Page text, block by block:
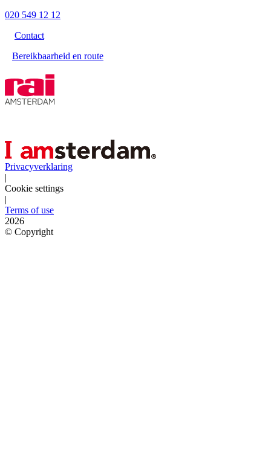
020 549 12 12
Contact
Bereikbaarheid en route
Privacyverklaring
|
Cookie settings
|
Terms of use
2026
© Copyright